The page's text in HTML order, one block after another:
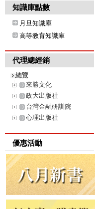
知識庫點數
月旦知識庫
高等教育知識庫
代理總經銷
總覽
來勝文化
政大出版社
台灣金融研訓院
心理出版社
優惠活動